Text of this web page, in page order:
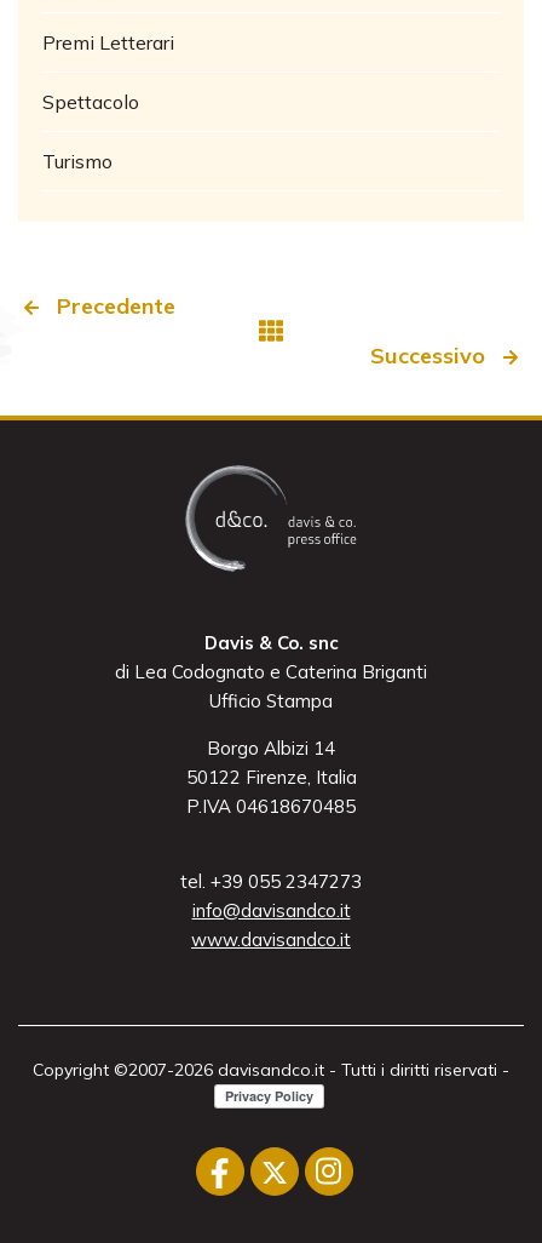
Premi Letterari
Spettacolo
Turismo
Precedente
Successivo
Davis & Co. snc
di Lea Codognato e Caterina Briganti
Ufficio Stampa
Borgo Albizi 14
50122 Firenze, Italia
P.IVA 04618670485
tel. +39 055 2347273
info@davisandco.it
www.davisandco.it
Copyright ©2007-2026 davisandco.it - Tutti i diritti riservati -